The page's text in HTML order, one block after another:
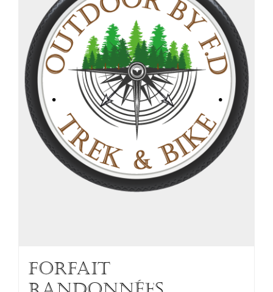
FORFAIT